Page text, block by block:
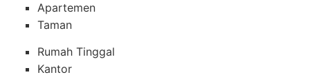
Apartemen
Taman
Rumah Tinggal
Kantor